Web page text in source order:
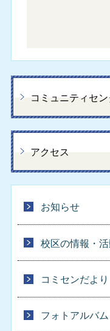
コミュニティセ
アクセス
お知らせ
校区の情報・活
コミセンだより
フォトアルバム